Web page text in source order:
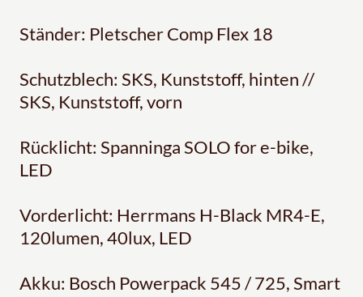
Ständer: Pletscher Comp Flex 18
Schutzblech: SKS, Kunststoff, hinten //
SKS, Kunststoff, vorn
Rücklicht: Spanninga SOLO for e-bike,
LED
Vorderlicht: Herrmans H-Black MR4-E,
120lumen, 40lux, LED
Akku: Bosch Powerpack 545 / 725, Smart